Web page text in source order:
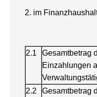
2. im
2.1
Gesamtbetrag
Einzahlungen
2.2
Gesamtbetrag